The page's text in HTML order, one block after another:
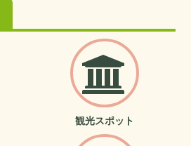
観光スポット